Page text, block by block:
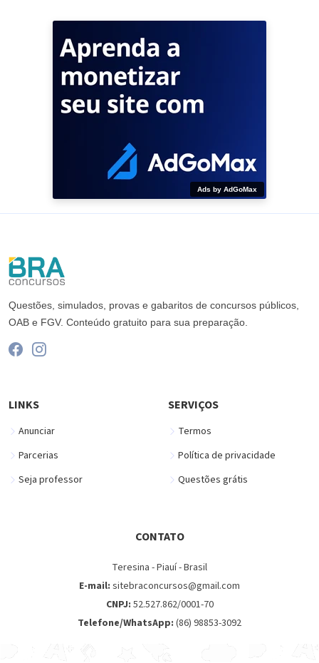
Ads by AdGoMax
Questões, simulados, provas e gabaritos de concursos públicos,
OAB e FGV. Conteúdo gratuito para sua preparação.
LINKS
Anunciar
Parcerias
Seja professor
SERVIÇOS
Termos
Política de privacidade
Questões grátis
CONTATO
Teresina - Piauí - Brasil
E-mail: sitebraconcursos@gmail.com
CNPJ: 52.527.862/0001-70
Telefone/WhatsApp: (86) 98853-3092